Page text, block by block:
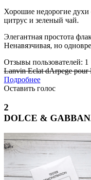
Хорошие недорогие
цитрус и зеленый чай.
Элегантная простота
Ненавязчивая, но
Отзывы пользователей: 1
Lanvin Eclat dArpege pour
Подробнее
Оставить голос
2
DOLCE &